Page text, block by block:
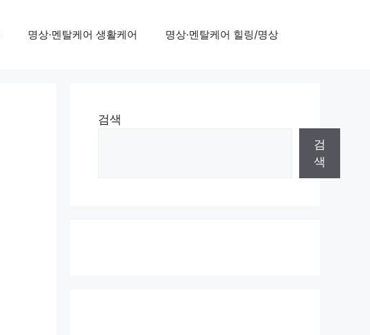
명상·멘탈케어 생활케어 명상·멘탈케어 힐링/명상
검색
검
색